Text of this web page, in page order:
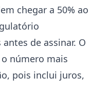
chegar a 50% ao
de assinar. O
número mais
pois inclui juros,